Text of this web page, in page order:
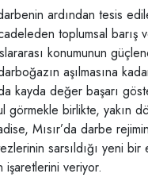
ardından tesis
toplumsal barış
konumunun
aşılmasına
kayda değer başarı
görmekle birlikte, yakın
Mısır’da darbe
sarsıldığı yeni bir
işaretlerini veriyor.